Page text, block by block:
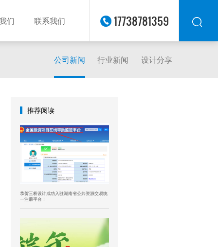
们 联系我们 17738781359
公司新闻 行业新闻 设计分享
推荐阅读
恭贺三桥设计成功入驻湖南省公共资源交易统
一注册平台！